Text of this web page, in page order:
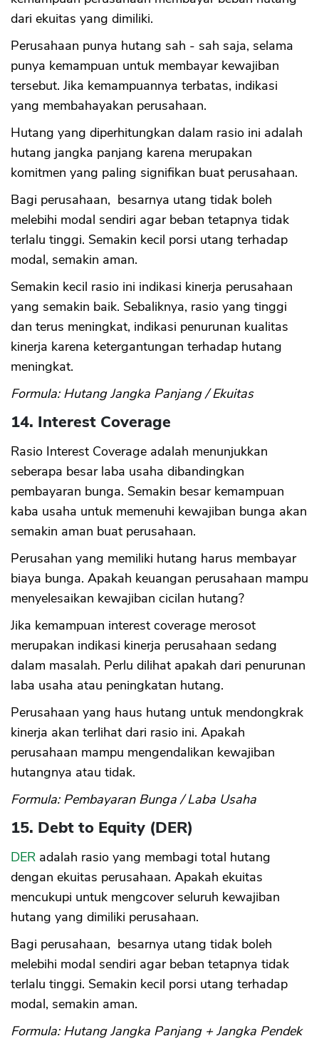
dari ekuitas yang dimiliki.
Perusahaan punya hutang sah - sah saja, selama
punya kemampuan untuk membayar kewajiban
tersebut. Jika kemampuannya terbatas, indikasi
yang membahayakan perusahaan.
Hutang yang diperhitungkan dalam rasio ini adalah
hutang jangka panjang karena merupakan
komitmen yang paling signifikan buat perusahaan.
Bagi perusahaan, besarnya utang tidak boleh
melebihi modal sendiri agar beban tetapnya tidak
terlalu tinggi. Semakin kecil porsi utang terhadap
modal, semakin aman.
Semakin kecil rasio ini indikasi kinerja perusahaan
yang semakin baik. Sebaliknya, rasio yang tinggi
dan terus meningkat, indikasi penurunan kualitas
kinerja karena ketergantungan terhadap hutang
meningkat.
Formula: Hutang Jangka Panjang / Ekuitas
14. Interest Coverage
Rasio Interest Coverage adalah menunjukkan
seberapa besar laba usaha dibandingkan
pembayaran bunga. Semakin besar kemampuan
kaba usaha untuk memenuhi kewajiban bunga akan
semakin aman buat perusahaan.
Perusahan yang memiliki hutang harus membayar
biaya bunga. Apakah keuangan perusahaan mampu
menyelesaikan kewajiban cicilan hutang?
Jika kemampuan interest coverage merosot
merupakan indikasi kinerja perusahaan sedang
dalam masalah. Perlu dilihat apakah dari penurunan
laba usaha atau peningkatan hutang.
Perusahaan yang haus hutang untuk mendongkrak
kinerja akan terlihat dari rasio ini. Apakah
perusahaan mampu mengendalikan kewajiban
hutangnya atau tidak.
Formula: Pembayaran Bunga / Laba Usaha
15. Debt to Equity (DER)
DER adalah rasio yang membagi total hutang
dengan ekuitas perusahaan. Apakah ekuitas
mencukupi untuk mengcover seluruh kewajiban
hutang yang dimiliki perusahaan.
Bagi perusahaan, besarnya utang tidak boleh
melebihi modal sendiri agar beban tetapnya tidak
terlalu tinggi. Semakin kecil porsi utang terhadap
modal, semakin aman.
Formula: Hutang Jangka Panjang + Jangka Pendek